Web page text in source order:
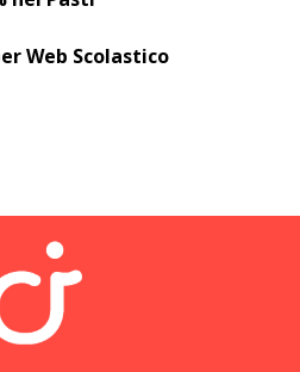
Web Scolastico